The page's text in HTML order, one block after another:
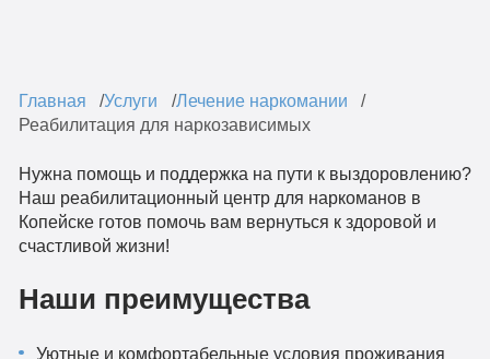
Главная Услуги
Лечение наркомании
Реабилитация для наркозависимых
Нужна помощь и поддержка на пути к выздоровлению?
Наш реабилитационный центр для наркоманов в
Копейске готов помочь вам вернуться к здоровой и
счастливой жизни!
Наши преимущества
Уютные и комфортабельные условия проживания